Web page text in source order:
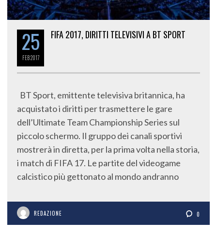
25
FEB2017
FIFA 2017, DIRITTI TELEVISIVI A BT SPORT
BT Sport, emittente televisiva britannica, ha
acquistato i diritti per trasmettere le gare
dell’Ultimate Team Championship Series sul
piccolo schermo. Il gruppo dei canali sportivi
mostrerà in diretta, per la prima volta nella storia,
i match di FIFA 17. Le partite del videogame
calcistico più gettonato al mondo andranno
REDAZIONE 0